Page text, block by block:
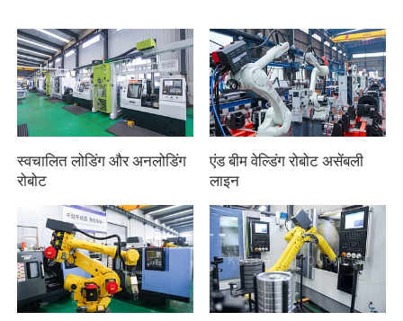
स्वचालित लोडिंग और अनलोडिंग
रोबोट
एंड बीम वेल्डिंग रोबोट असेंबली
लाइन